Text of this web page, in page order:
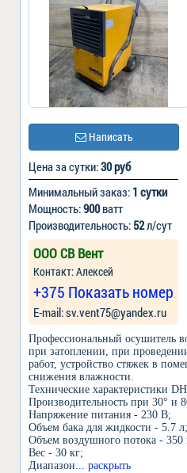
Написать
Цена за сутки:30 руб
Минимальный заказ: 1 сутки
Мощность:900ватт
Производительность: 52л/сут
ООО СВ Вент
Контакт: Алексей
+375 Показать номер
Е-mail: sv.vent75@yandex.ru
Профессиональный осушитель
при затоплении, при
работ, устройство стяжек в
снижения влажности.
Технические характеристики
Производительность при 30° и
Напряжение питания - 230 В;
Объем бака для жидкости - 5.7
Объем воздушного потока - 350
Вес - 30 кг;
Диапазон... раскрыть